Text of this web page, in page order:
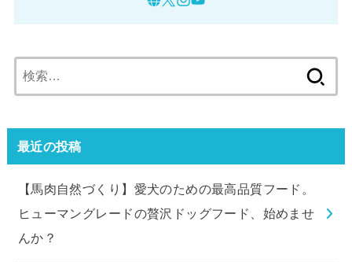
索:
最近の投稿
【馬肉自然づくり】愛犬のための最高品質フード。
ヒューマングレードの贅沢ドッグフード、始めませ
んか？